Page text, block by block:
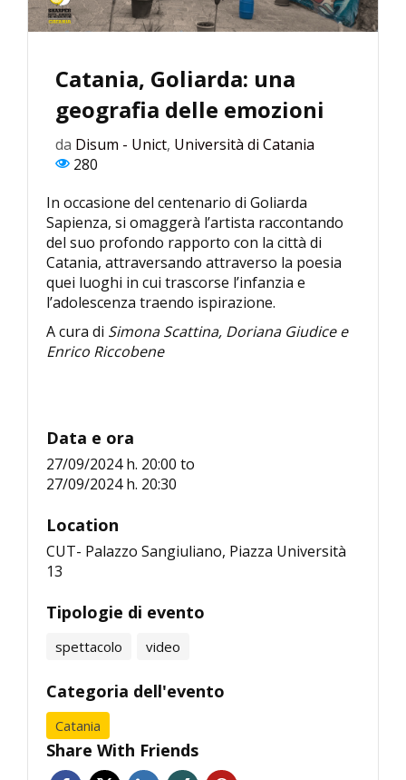
Catania, Goliarda: una
geografia delle emozioni
da Disum - Unict, Università di Catania
280
In occasione del centenario di Goliarda
Sapienza, si omaggerà l’artista raccontando
del suo profondo rapporto con la città di
Catania, attraversando attraverso la poesia
quei luoghi in cui trascorse l’infanzia e
l’adolescenza traendo ispirazione.
A cura di Simona Scattina, Doriana Giudice e
Enrico Riccobene
Data e ora
27/09/2024 h. 20:00 to
27/09/2024 h. 20:30
Location
CUT- Palazzo Sangiuliano, Piazza Università
13
Tipologie di evento
spettacolo video
Categoria dell'evento
Catania
Share With Friends